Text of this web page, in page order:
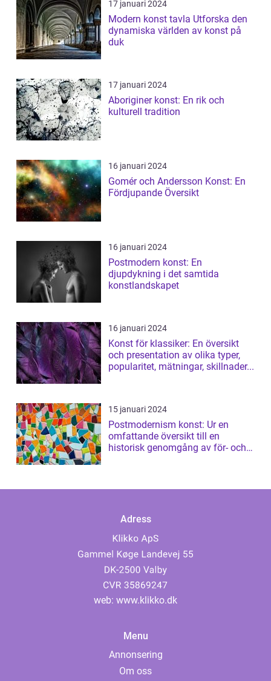
17 januari 2024
Modern konst tavla Utforska den
dynamiska världen av konst på
duk
17 januari 2024
Aboriginer konst: En rik och
kulturell tradition
16 januari 2024
Gomér och Andersson Konst: En
Fördjupande Översikt
16 januari 2024
Postmodern konst: En
djupdykning i det samtida
konstlandskapet
16 januari 2024
Konst för klassiker: En översikt
och presentation av olika typer,
popularitet, mätningar, skillnader...
15 januari 2024
Postmodernism konst: Ur en
omfattande översikt till en
historisk genomgång av för- och
Adress
web: www.klikko.dk
Menu
Annonsering
Om oss